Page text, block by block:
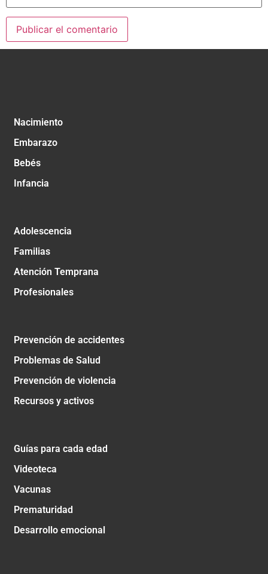
Nacimiento
Embarazo
Bebés
Infancia
Adolescencia
Familias
Atención Temprana
Profesionales
Prevención de accidentes
Problemas de Salud
Prevención de violencia
Recursos y activos
Guías para cada edad
Videoteca
Vacunas
Prematuridad
Desarrollo emocional